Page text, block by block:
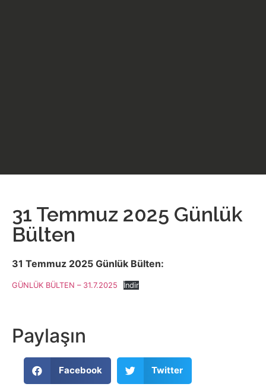
31 Temmuz 2025 Günlük
Bülten
31 Temmuz 2025 Günlük Bülten:
GÜNLÜK BÜLTEN – 31.7.2025 İndir
Paylaşın
Facebook Twitter